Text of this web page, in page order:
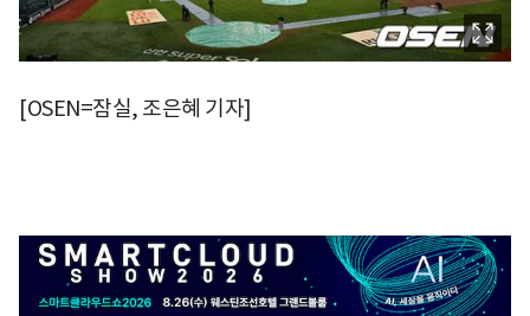
[OSEN=잠실, 조은혜 기자]